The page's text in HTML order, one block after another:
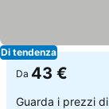
Di tendenza
Da 43 €
Guarda i prezzi di